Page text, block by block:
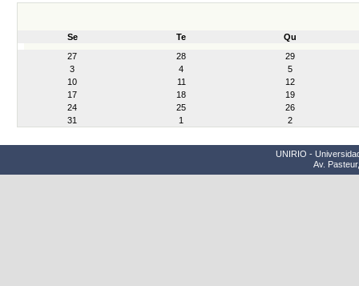
Se Te
Qu
27
28
29
3
4
5
10
11
12
17
18
19
24
25
26
31
1 2
UNIRIO -
Av.